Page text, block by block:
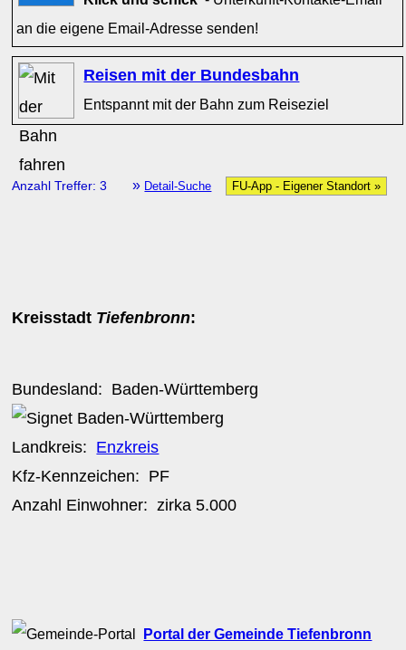
an die eigene Email-Adresse senden!
Reisen mit der Bundesbahn
Entspannt mit der Bahn zum Reiseziel
Anzahl Treffer: 3 » Detail-Suche FU-App - Eigener Standort »
Kreisstadt Tiefenbronn:
Bundesland: Baden-Württemberg
Landkreis: Enzkreis
Kfz-Kennzeichen: PF
Anzahl Einwohner: zirka5.000
Portal der Gemeinde Tiefenbronn